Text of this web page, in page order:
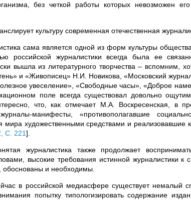
без четкой работы которых невозможен
культуру современная отечественная
сама является одной из форм культуры
российской журналистики всегда была ее
вышла из литературного творчества – вспомним,
и «Живописец» Н.И. Новикова, «Московский
увеселение», «Свободные часы», «Доброе
поле всегда существовал довольно
что, как отмечает М.А. Воскресенская, в
манифесты, «противополагавшие
мира художественными средствами и реализовавшие
С. 221]
журналистика также продолжает
высокие требования истинной журналистики
обоснованы и необходимы.
в российской медиасфере существует немалый
попытку типологизировать содержание